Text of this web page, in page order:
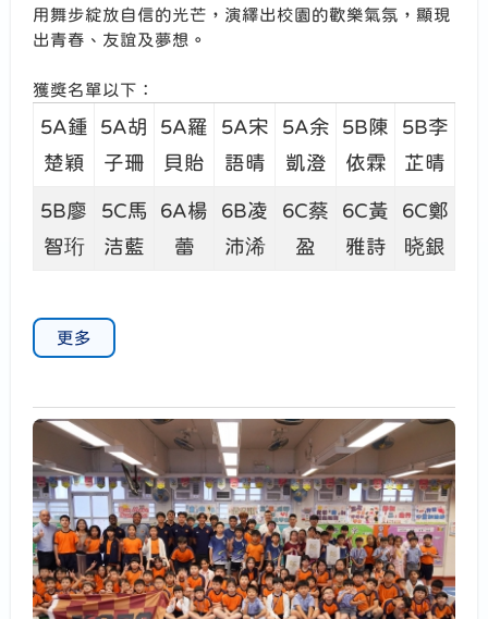
用舞步綻放自信的光芒，演繹出校園的歡樂氣氛，顯現
出青春、友誼及夢想。
獲獎名單以下：
5A鍾
楚穎
5A胡
子珊
5A羅
貝貽
5A宋
語晴
5A余
凱澄
5B陳
依霖
5B李
芷晴
5B廖
智珩
5C馬
洁藍
6A楊
蕾
6B凌
沛浠
6C蔡
盈
6C黃
雅詩
6C鄭
晓銀
更多